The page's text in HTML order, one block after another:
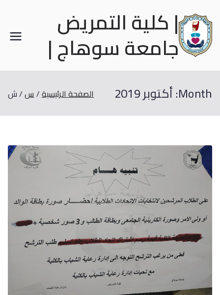
| كلية التمريض
جامعة سوهاج |
Month: أكتوبر 2019 الصفحة الرئيسية س ش